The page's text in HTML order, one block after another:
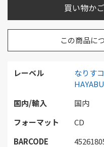
レーベル
なりす
国内/輸入
国内
フォーマット
CD
BARCODE
この商品に